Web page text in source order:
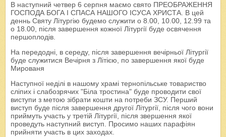
В наступний четвер 6 серпня маємо свято ПРЕОБРАЖЕННЯ
ГОСПОДА БОГА І СПАСА НАШОГО ІСУСА ХРИСТА. В цей
деннь Святу Літургію будемо служити о 8.00, 10.00, 12.99 та
о 18.00, після завершення кожної Літургії буде освячення
першоплодів.
На передодні, в середу, після завершення вечірньої Літургії
буде служитися Вечірня з Літією, по завершення якої буде
Мированя
Наступної неділі в нашому храмі тернопільське товариство
сліпих і слабозрячих "Біла тростина" буде проводити свої
виступи з метою зібрати кошти на потреби ЗСУ. Перший
виступ буде після завершення другої Літургії, після чого вони
приймуть участь у третій Літургії, після звершення якої
проведуть наступний виступ. Просимо наших парафіян
прийняти участь в цих заходах.